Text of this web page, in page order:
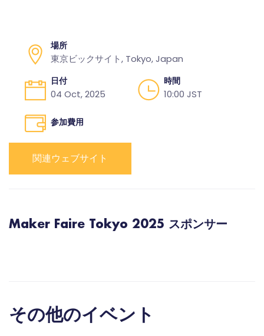
場所
東京ビックサイト, Tokyo, Japan
日付
04 Oct, 2025
時間
10:00 JST
参加費用
関連ウェブサイト
Maker Faire Tokyo 2025 スポンサー
その他のイベント